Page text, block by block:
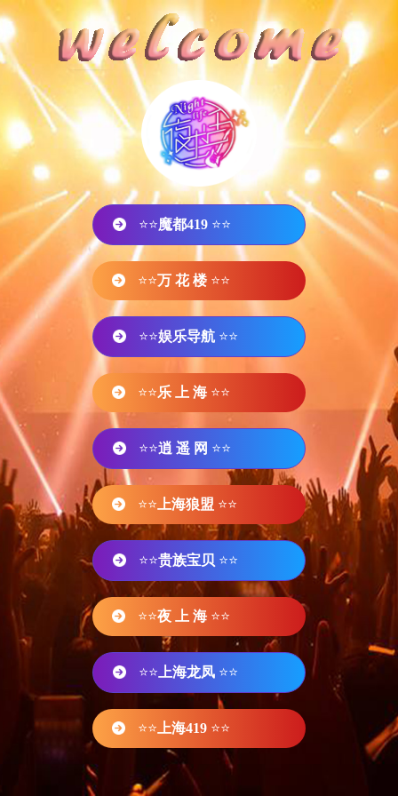
⭐⭐魔都419 ⭐⭐
⭐⭐万 花 楼 ⭐⭐
⭐⭐娱乐导航 ⭐⭐
⭐⭐乐 上 海 ⭐⭐
⭐⭐逍 遥 网 ⭐⭐
⭐⭐ 上海狼盟 ⭐⭐
⭐⭐贵族宝贝 ⭐⭐
⭐⭐夜 上 海 ⭐⭐
⭐⭐ 上海龙凤 ⭐⭐
⭐⭐ 上海419 ⭐⭐